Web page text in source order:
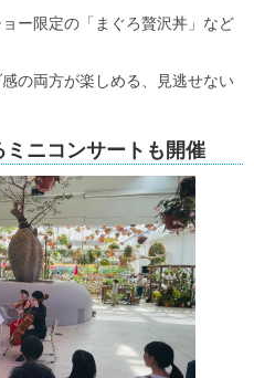
ー限定の「まぐろ贅沢丼」など
の両方が楽しめる、見逃せない
ニコンサートも開催